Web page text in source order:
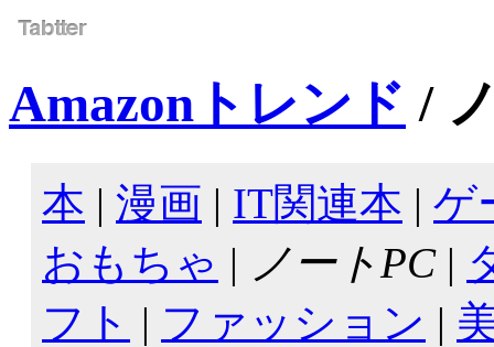
Amazonトレンド /
本 | 漫画 | IT関連本 | ゲ
おもちゃ | ノートPC|
フト | ファッション |